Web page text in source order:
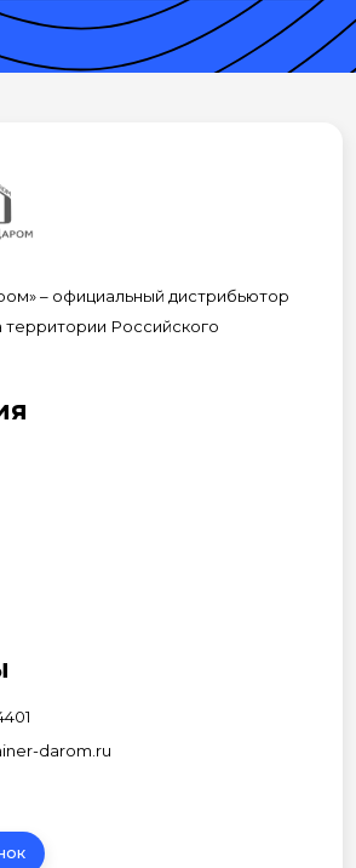
– официальный дистрибьютор
территории Российского
darom.ru